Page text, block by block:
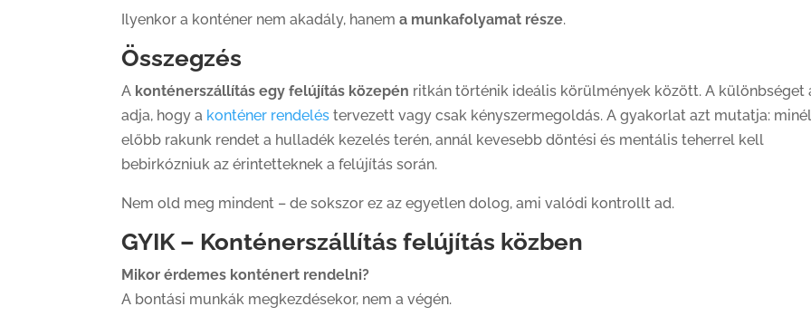
Ilyenkor a konténer nem akadály, hanema munkafolyamat része.
Összegzés
A konténerszállítás egy felújítás közepén ritkán történik ideális körülmények között. A különbséget
adja, hogy a konténer rendelés tervezett vagy csak kényszermegoldás. A gyakorlat azt mutatja:
előbb rakunk rendet a hulladék kezelés terén, annál kevesebb döntési és mentális teherrel kell
bebirkózniuk az érintetteknek a felújítás során.
Nem old meg mindent – de sokszor ez az egyetlen dolog, ami valódi kontrollt ad.
GYIK – Konténerszállítás felújítás közben
Mikor érdemes konténert rendelni?
A bontási munkák megkezdésekor, nem a végén.